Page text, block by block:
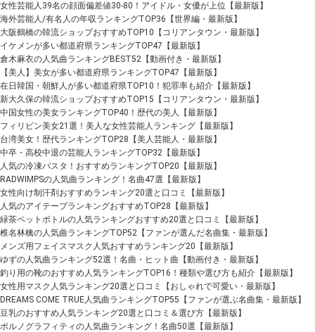
女性芸能人39名の顔面偏差値30-80！アイドル・女優が上位【最新版】
海外芸能人/有名人の年収ランキングTOP36【世界編・最新版】
大阪鶴橋の韓流ショップおすすめTOP10【コリアンタウン・最新版】
イケメンが多い都道府県ランキングTOP47【最新版】
倉木麻衣の人気曲ランキングBEST52【動画付き・最新版】
【美人】美女が多い都道府県ランキングTOP47【最新版】
在日韓国・朝鮮人が多い都道府県TOP10！犯罪率も紹介【最新版】
新大久保の韓流ショップおすすめTOP15【コリアンタウン・最新版】
中国女性の美女ランキングTOP40！歴代の美人【最新版】
フィリピン美女21選！美人な女性芸能人ランキング【最新版】
台湾美女！歴代ランキングTOP28【美人芸能人・最新版】
中卒・高校中退の芸能人ランキングTOP32【最新版】
人気の冷凍パスタ！おすすめランキングTOP20【最新版】
RADWIMPSの人気曲ランキング！名曲47選【最新版】
女性向け制汗剤おすすめランキング20選と口コミ【最新版】
人気のアイテープランキングおすすめTOP28【最新版】
緑茶ペットボトルの人気ランキングおすすめ20選と口コミ【最新版】
椎名林檎の人気曲ランキングTOP52【ファンが選んだ名曲集・最新版】
メンズ用フェイスマスク人気おすすめランキング20【最新版】
ゆずの人気曲ランキング52選！名曲・ヒット曲【動画付き・最新版】
釣り用の靴のおすすめ人気ランキングTOP16！種類や選び方も紹介【最新版】
女性用マスク人気ランキング20選と口コミ【おしゃれで可愛い・最新版】
DREAMS COME TRUE人気曲ランキングTOP55【ファンが選ぶ名曲集・最新版】
豆乳のおすすめ人気ランキング20選と口コミ＆選び方【最新版】
ポルノグラフィティの人気曲ランキング！名曲50選【最新版】